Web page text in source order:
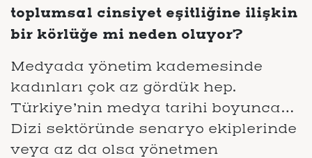
toplumsal cinsiyet eşitliğine ilişkin
bir körlüğe mi neden oluyor?
Medyada yönetim kademesinde
kadınları çok az gördük hep.
Türkiye’nin medya tarihi boyunca…
Dizi sektöründe senaryo ekiplerinde
veya az da olsa yönetmen